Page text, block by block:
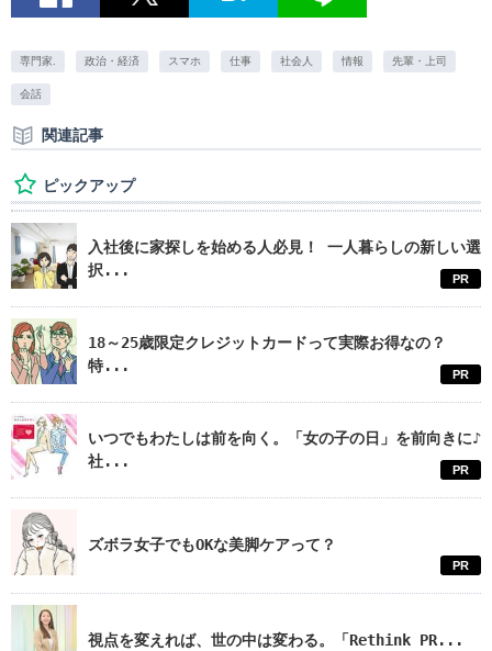
専門家. 政治・経済 スマホ 仕事 社会人 情報 先輩・上司
会話
関連記事
ピックアップ
入社後に家探しを始める人必見！ 一人暮らしの新しい選
択...
PR
18～25歳限定クレジットカードって実際お得なの？
特...
PR
いつでもわたしは前を向く。「女の子の日」を前向きに♪
社...
PR
ズボラ女子でもOKな美脚ケアって？
PR
視点を変えれば、世の中は変わる。「Rethink PR...